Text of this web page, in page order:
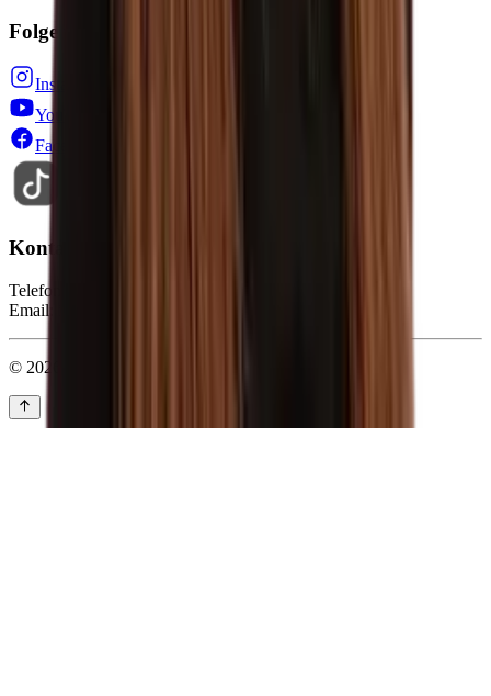
Folge uns auf
Instagram
YouTube
Facebook
Kontakt
Telefon: 0228-71005-0
Email: info@stepin.de
© 2026 Stepin GmbH. Alle Rechte vorbehalten.